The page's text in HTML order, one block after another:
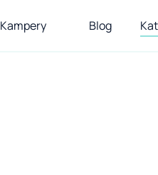
Kampery Blog